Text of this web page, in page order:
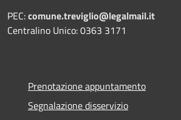
PEC:comune.treviglio@legalmail.it
Centralino Unico: 0363 3171
Prenotazione appuntamento
Segnalazione disservizio